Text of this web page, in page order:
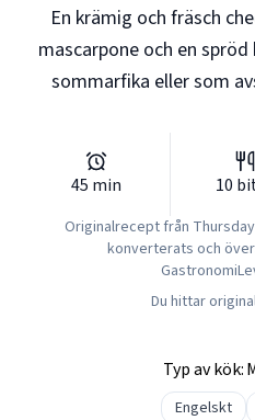
En krämig och fräsch
mascarpone och en
sommarfika eller som
45 min 10
Originalrecept från
konverterats och
Du hittar
Typ av kök:
Engelskt